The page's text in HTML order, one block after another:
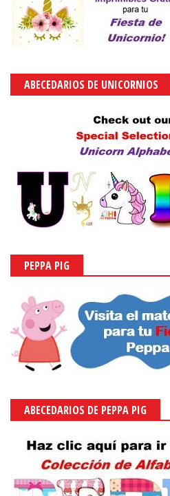
ABECEDARIOS DE UNICORNIOS
PEPPA PIG
ABECEDARIOS DE PEPPA PIG